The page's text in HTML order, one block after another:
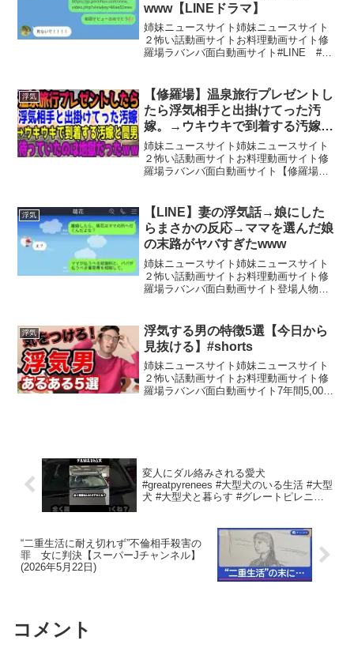
www【LINEドラマ】
姉妹ニュースサイト姉妹ニュースサイト
２怖い話動画サイトお料理動画サイト修
羅場ラバンバ面白動画サイト#LINE #修
みください！自作自演のLINEシリーズで
す。他にもた...
浮気
【修羅場】温泉旅行プレゼントし
たら浮気相手と出掛けてった汚
嫁。→ウキウキで到着する汚嫁と
間男。待っていたのは地獄だった
ｗｗ
姉妹ニュースサイト姉妹ニュースサイト
２怖い話動画サイトお料理動画サイト修
羅場ラバンバ面白動画サイト【修羅場】
汚嫁と間男。待っていたのは地獄だった
ｗｗ涙の動画をご視聴いた...
浮気
【LINE】妻の浮気話→娘にした
らまさかの反応→ママを選んだ娘
の末路がヤバすぎたwww
姉妹ニュースサイト姉妹ニュースサイト
２怖い話動画サイトお料理動画サイト修
羅場ラバンバ面白動画サイト登場人物
ます！※ナレーションが不要な方はミュ
ートにしてお楽しみくだ...
浮気
浮気する男の特徴5選【今日から
見抜ける】#shorts
姉妹ニュースサイト姉妹ニュースサイト
２怖い話動画サイトお料理動画サイト修
羅場ラバンバ面白動画サイト7年間5,000
変人にダル絡みされる愛犬
#greatpyrenees #大型犬のいる生活 #大型
犬 #大型犬と暮らす #グレートピレニー
“二重生活に耐え切れず”不倫相手殺害の
罪 女に判決【スーパーJチャンネル】
(2026年5月22日)
コメント